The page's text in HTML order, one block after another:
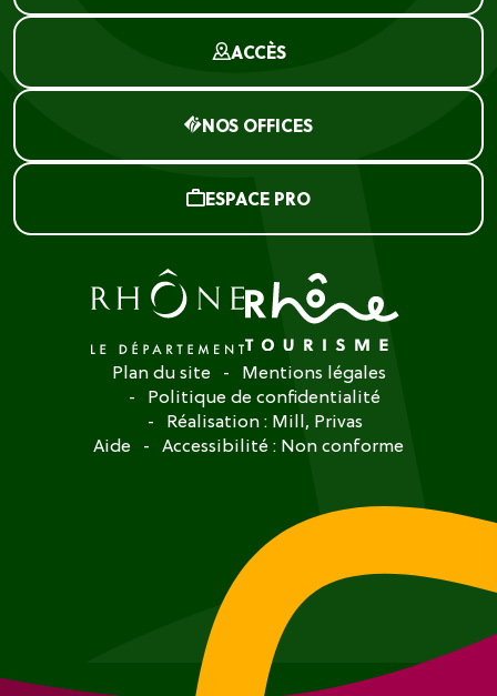
ACCÈS
NOS OFFICES
ESPACE PRO
Plan du site
Mentions légales
Politique de confidentialité
Réalisation : Mill, Privas
Aide
Accessibilité : Non conforme